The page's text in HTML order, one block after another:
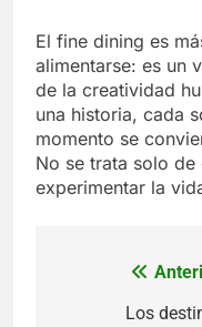
El fine dining es
alimentarse: es un
de la creatividad
una historia, cada
momento se
No se trata solo
experimentar la
Navegación
Los